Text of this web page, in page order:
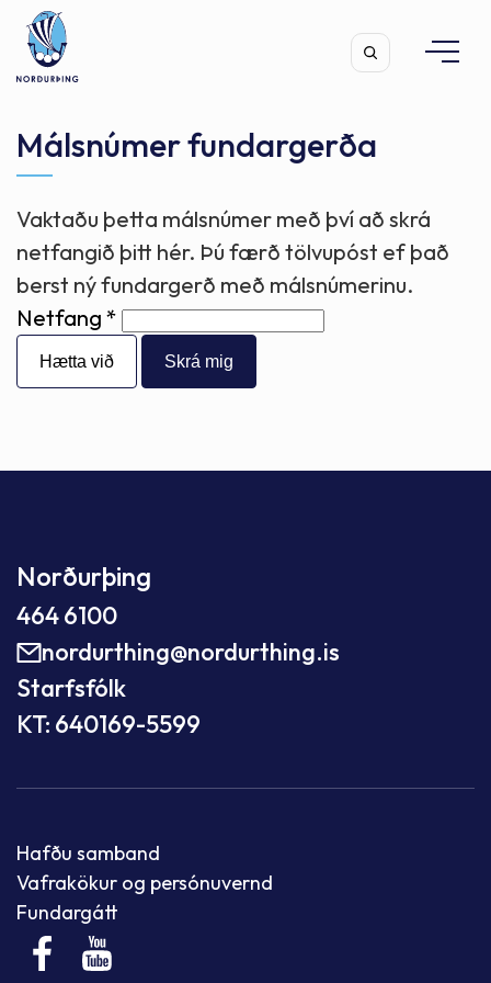
Leita
Málsnúmer fundargerða
Vaktaðu þetta málsnúmer með því að skrá
netfangið þitt hér. Þú færð tölvupóst ef það
berst ný fundargerð með málsnúmerinu.
Netfang
Hætta við
Norðurþing
464 6100
nordurthing@nordurthing.is
Starfsfólk
KT: 640169-5599
Hafðu samband
Vafrakökur og persónuvernd
Fundargátt